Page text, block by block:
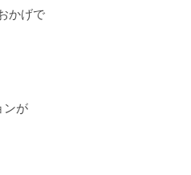
かげで
ンが